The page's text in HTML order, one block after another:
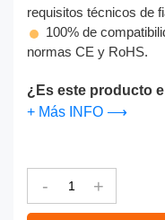
requisitos técnicos de
100% de
normas CE y RoHS.
¿Es este producto
+ Más INFO ⟶
- +